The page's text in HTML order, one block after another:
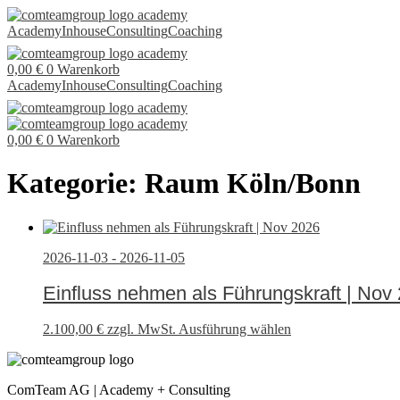
AcademyInhouseConsultingCoaching
0,00 € 0 Warenkorb
AcademyInhouseConsultingCoaching
0,00 € 0 Warenkorb
Kategorie: Raum Köln/Bonn
2026-11-03 - 2026-11-05
Einfluss nehmen als Führungskraft | Nov
2.100,00 € zzgl. MwSt. Ausführung wählen
ComTeam AG | Academy + Consulting